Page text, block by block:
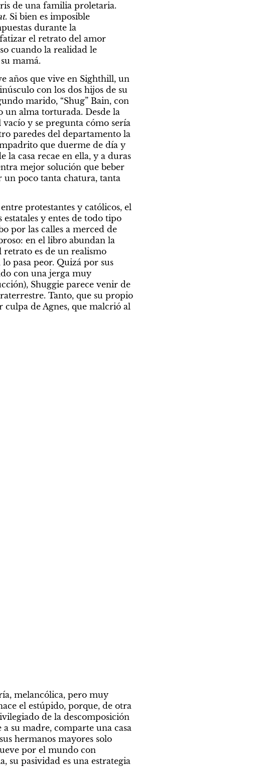
de una familia proletaria.
. Si bien es imposible
durante la
el retrato del amor
cuando la realidad le
mamá.
años que vive en Sighthill, un
con los dos hijos de su
marido, “Shug” Bain, con
un alma torturada. Desde la
y se pregunta cómo sería
paredes del departamento la
que duerme de día y
la casa recae en ella, y a duras
mejor solución que beber
un poco tanta chatura, tanta
protestantes y católicos, el
y entes de todo tipo
por las calles a merced de
en el libro abundan la
retrato es de un realismo
pasa peor. Quizá por sus
con una jerga muy
Shuggie parece venir de
Tanto, que su propio
culpa de Agnes, que malcrió al
melancólica, pero muy
el estúpido, porque, de otra
de la descomposición
su madre, comparte una casa
hermanos mayores solo
por el mundo con
su pasividad es una estrategia